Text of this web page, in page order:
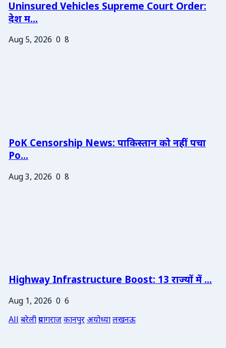
Uninsured Vehicles Supreme Court Order:
देश म...
Aug 5, 2026 0 8
PoK Censorship News: पाकिस्तान को नहीं पचा
Po...
Aug 3, 2026 0 8
Highway Infrastructure Boost: 13 राज्यों में ...
Aug 1, 2026 0 6
Allबरेलीप्रयागराजकानपुरअयोध्यालखनऊ